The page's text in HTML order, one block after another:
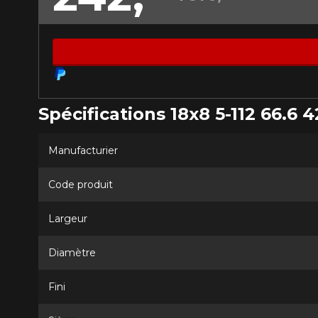
Spécifications 18x8 5-112 66.6
Manufacturier
Code produit
Largeur
Diamètre
Fini